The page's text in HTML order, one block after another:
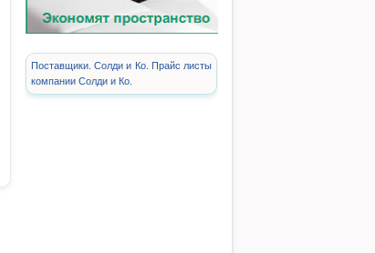
Поставщики. Солди и Ко. Прайс листы
компании Солди и Ко.